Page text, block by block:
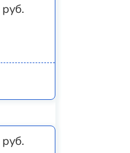
руб.
руб.